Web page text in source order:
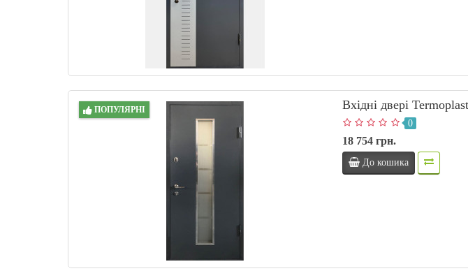
ПОПУЛЯРНІ Вхідні двері
0
18 754 грн.
До кошика